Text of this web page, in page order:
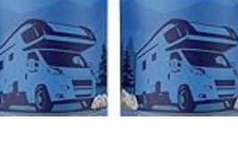
WASSER,
FLÜSSIGES
KONZENTRAT
MIT
KLARMACH-